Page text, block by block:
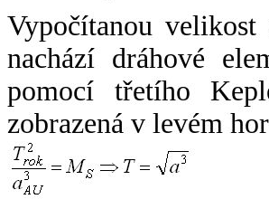
Vypočítanou velikost
nachází dráhové
pomocí třetího
zobrazená v levém